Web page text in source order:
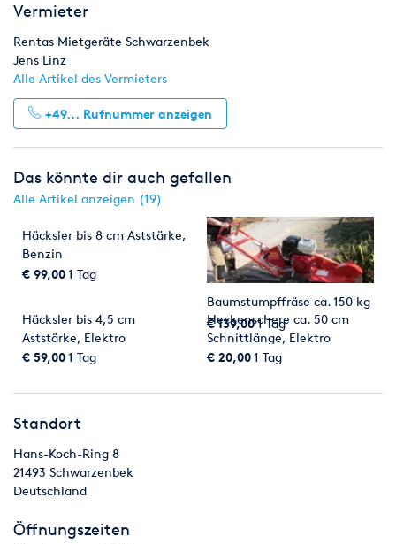
Fräsen & Schneiden Gartengeräte
Heizung & Klima Klempnerbedarf
Mess- & Prüfgeräte Reinigungstechnik
Schweißen & Löten
Vermieter
Rentas Mietgeräte Schwarzenbek
Jens Linz
Alle Artikel des Vermieters
+49... Rufnummer anzeigen
Das könnte dir auch gefallen
Alle Artikel anzeigen (19)
Häcksler bis 8 cm Aststärke,
Benzin
€ 99,001 Tag
Baumstumpffräse ca. 150 kg
€ 139,001 Tag
Häcksler bis 4,5 cm
Aststärke, Elektro
€ 59,001 Tag
Heckenschere ca. 50 cm
Schnittlänge, Elektro
€ 20,001 Tag
Standort
Hans-Koch-Ring 8
21493 Schwarzenbek
Deutschland
Öffnungszeiten